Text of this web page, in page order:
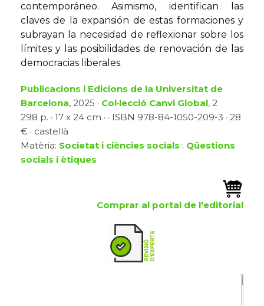
contemporáneo. Asimismo, identifican las
claves de la expansión de estas formaciones y
subrayan la necesidad de reflexionar sobre los
límites y las posibilidades de renovación de las
democracias liberales.
Publicacions i Edicions de la Universitat de
Barcelona, 2025 · Col·lecció Canvi Global, 2
298 p. · 17 x 24 cm · · ISBN 978-84-1050-209-3 · 28
€ · castellà
Matèria: Societat i ciències socials : Qüestions
socials i ètiques
Comprar al portal de l'editorial